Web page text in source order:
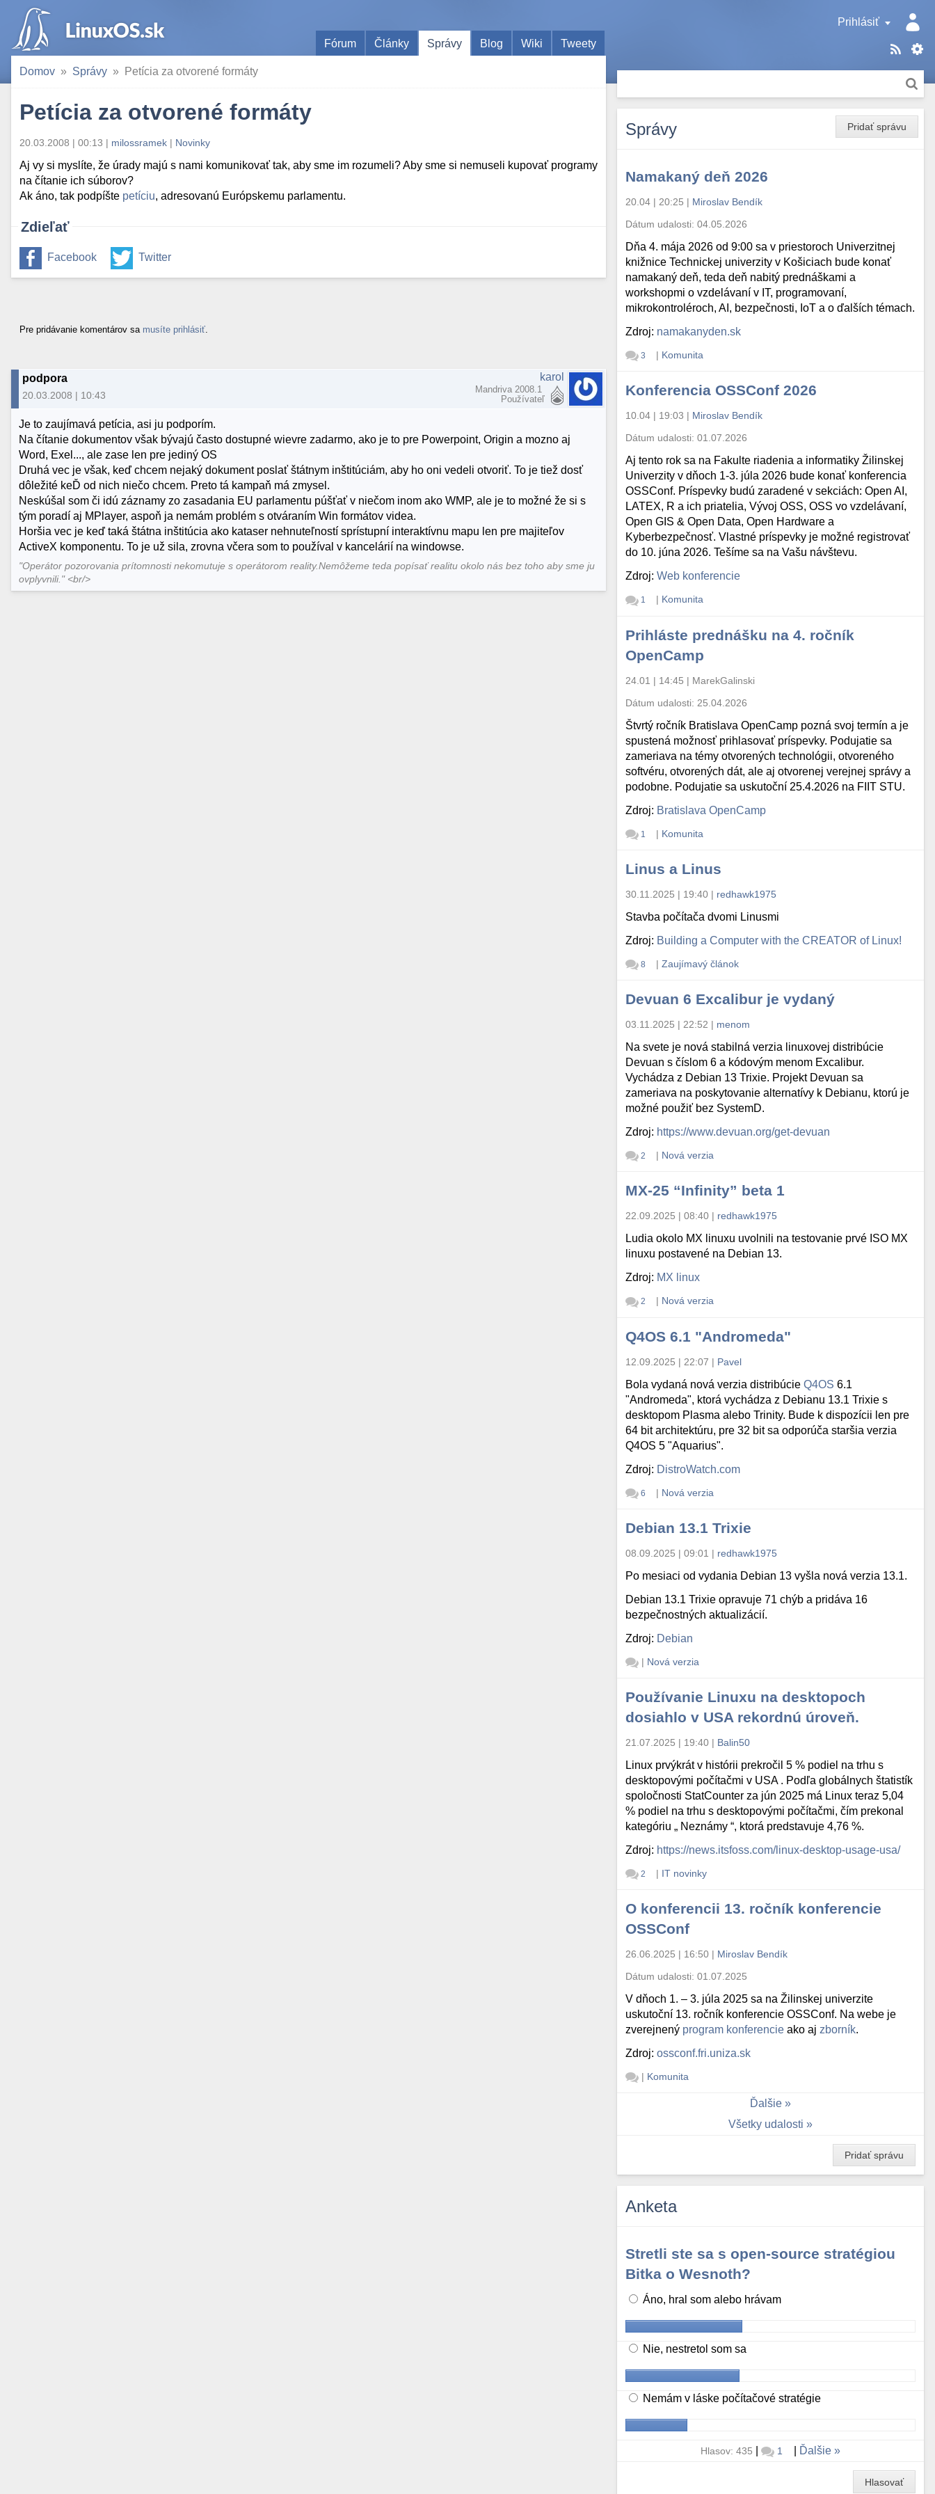
Prihlásiť
Fórum
Články Správy Blog Wiki Tweety
Domov Správy Petícia za otvorené formáty
Petícia za otvorené formáty
20.03.2008 | 00:13 | milossramek | Novinky
Aj vy si myslíte, že úrady majú s nami komunikovať tak, aby sme im rozumeli? Aby sme si nemuseli kupovať programy
na čítanie ich súborov?
Ak áno, tak podpíšte petíciu, adresovanú Európskemu parlamentu.
Zdieľať
Facebook Twitter
Pre pridávanie komentárov sa musíte prihlásiť
podpora
20.03.2008 | 10:43
karol
Mandriva 2008.1
Používateľ
Je to zaujímavá petícia, asi ju podporím.
Na čítanie dokumentov však bývajú často dostupné wievre zadarmo, ako je to pre Powerpoint, Origin a mozno aj
Word, Exel..., ale zase len pre jediný OS
Druhá vec je však, keď chcem nejaký dokument poslať štátnym inštitúciám, aby ho oni vedeli otvoriť. To je tiež dosť
dôležité keĎ od nich niečo chcem. Preto tá kampaň má zmysel.
Neskúšal som či idú záznamy zo zasadania EU parlamentu púšťať v niečom inom ako WMP, ale je to možné že si s
tým poradí aj MPlayer, aspoň ja nemám problém s otváraním Win formátov videa.
Horšia vec je keď taká štátna inštitúcia ako kataser nehnuteľností sprístupní interaktívnu mapu len pre majiteľov
ActiveX komponentu. To je už sila, zrovna včera som to používal v kancelárií na windowse.
"Operátor pozorovania prítomnosti nekomutuje s operátorom reality.Nemôžeme teda popísať realitu okolo nás bez toho aby sme ju
ovplyvnili." <br/>
Pridať správu
Správy
Namakaný deň 2026
20.04 | 20:25 | Miroslav Bendík
Dátum udalosti:04.05.2026
Dňa 4. mája 2026 od 9:00 sa v priestoroch Univerzitnej
knižnice Technickej univerzity v Košiciach bude konať
namakaný deň, teda deň nabitý prednáškami a
workshopmi o vzdelávaní v IT, programovaní,
mikrokontroléroch, AI, bezpečnosti, IoT a o ďalších témach.
Zdroj: namakanyden.sk
3 | Komunita
Konferencia OSSConf 2026
10.04 | 19:03 | Miroslav Bendík
Dátum udalosti:01.07.2026
Aj tento rok sa na Fakulte riadenia a informatiky Žilinskej
Univerzity v dňoch 1-3. júla 2026 bude konať konferencia
OSSConf. Príspevky budú zaradené v sekciách: Open AI,
LATEX, R a ich priatelia, Vývoj OSS, OSS vo vzdelávaní,
Open GIS & Open Data, Open Hardware a
Kyberbezpečnosť. Vlastné príspevky je možné registrovať
do 10. júna 2026. Tešíme sa na Vašu návštevu.
Zdroj:Web konferencie
1 | Komunita
Prihláste prednášku na 4. ročník
OpenCamp
24.01 | 14:45 | MarekGalinski
Dátum udalosti: 25.04.2026
Štvrtý ročník Bratislava OpenCamp pozná svoj termín a je
spustená možnosť prihlasovať príspevky. Podujatie sa
zameriava na témy otvorených technológii, otvoreného
softvéru, otvorených dát, ale aj otvorenej verejnej správy a
podobne. Podujatie sa uskutoční 25.4.2026 na FIIT STU.
Zdroj: Bratislava OpenCamp
1 | Komunita
Linus a Linus
30.11.2025 | 19:40 | redhawk1975
Stavba počítača dvomi Linusmi
Zdroj: Building a Computer with the CREATOR of Linux!
8 | Zaujímavý článok
Devuan 6 Excalibur je vydaný
03.11.2025 | 22:52 | menom
Na svete je nová stabilná verzia linuxovej distribúcie
Devuan s číslom 6 a kódovým menom Excalibur.
Vychádza z Debian 13 Trixie. Projekt Devuan sa
zameriava na poskytovanie alternatívy k Debianu, ktorú je
možné použiť bez SystemD.
Zdroj: https://www.devuan.org/get-devuan
2 | Nová verzia
MX-25 “Infinity” beta 1
22.09.2025 | 08:40 | redhawk1975
Ludia okolo MX linuxu uvolnili na testovanie prvé ISO MX
linuxu postavené na Debian 13.
Zdroj: MX linux
2 | Nová verzia
Q4OS 6.1 "Andromeda"
12.09.2025 | 22:07 | Pavel
Bola vydaná nová verzia distribúcieQ4OS 6.1
"Andromeda", ktorá vychádza z Debianu 13.1 Trixie s
desktopom Plasma alebo Trinity. Bude k dispozícii len pre
64 bit architektúru, pre 32 bit sa odporúča staršia verzia
Q4OS 5 "Aquarius".
Zdroj: DistroWatch.com
6 | Nová verzia
Debian 13.1 Trixie
08.09.2025 | 09:01 | redhawk1975
Po mesiaci od vydania Debian 13 vyšla nová verzia 13.1.
Debian 13.1 Trixie opravuje 71 chýb a pridáva 16
bezpečnostných aktualizácií.
Zdroj: Debian
| Nová verzia
Používanie Linuxu na desktopoch
dosiahlo v USA rekordnú úroveň.
21.07.2025 | 19:40 | Balin50
Linux prvýkrát v histórii prekročil 5 % podiel na trhu s
desktopovými počítačmi v USA . Podľa globálnych štatistík
spoločnosti StatCounter za jún 2025 má Linux teraz 5,04
% podiel na trhu s desktopovými počítačmi, čím prekonal
kategóriu „ Neznámy “, ktorá predstavuje 4,76 %.
Zdroj: https://news.itsfoss.com/linux-desktop-usage-usa/
2 | IT novinky
O konferencii 13. ročník konferencie
OSSConf
26.06.2025 | 16:50 | Miroslav Bendík
Dátum udalosti:01.07.2025
V dňoch 1. – 3. júla 2025 sa na Žilinskej univerzite
uskutoční 13. ročník konferencie OSSConf. Na webe je
zverejnený program konferencie ako aj zborník.
Zdroj:ossconf.fri.uniza.sk
| Komunita
Ďalšie
Všetky udalosti
Pridať správu
Anketa
Stretli ste sa s open-source stratégiou
Bitka o Wesnoth?
Áno, hral som alebo hrávam
Nie, nestretol som sa
Nemám v láske počítačové stratégie
Hlasov: 435 | 1 Ďalšie
Hlasovať